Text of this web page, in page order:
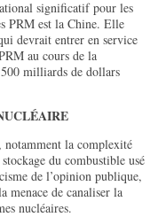
significatif pour les
PRM est la Chine. Elle
devrait entrer en service
au cours de la
milliards de dollars
notamment la complexité
du combustible usé
de l’opinion publique,
menace de canaliser la
nucléaires.